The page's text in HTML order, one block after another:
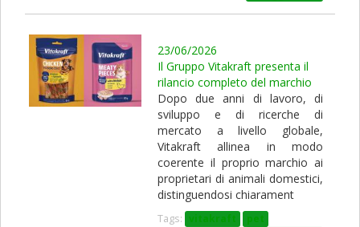
23/06/2026
Il Gruppo Vitakraft presenta il
rilancio completo del marchio
Dopo due anni di lavoro, di
sviluppo e di ricerche di
mercato a livello globale,
Vitakraft allinea in modo
coerente il proprio marchio ai
proprietari di animali domestici,
distinguendosi chiarament
Tags: vitakraft
pet